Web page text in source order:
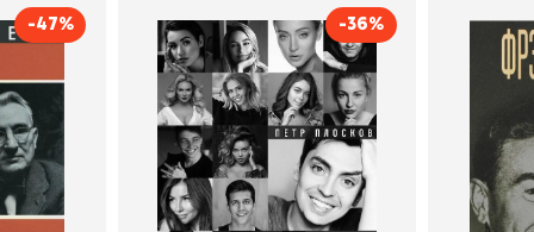
-47%
Карнеги
Минск
-36%
Сила Instagram. Простой
путь к миллиону
подписчиков
Автор
Петр Плосков
Издательство
Бомбора
Как